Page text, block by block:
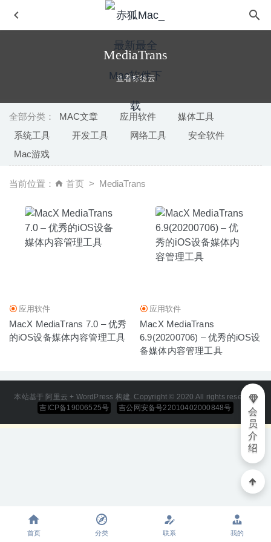
MediaTrans
查看标签云
全部分类： MAC文章 应用软件
媒体工具
系统工具
开发工具 网络工具
安全软件
Mac游戏
当前位置： 首页 MediaTrans
应用软件
MacX MediaTrans 7.0 – 优秀
的iOS设备媒体内容管理工具
应用软件
MacX MediaTrans
6.9(20200706) – 优秀的iOS设
备媒体内容管理工具
本站基于 阿里云 + WordPress 构建. Copyright © 2020 All rights reserved
吉ICP备19006525号
吉公网安备号22010402000848号
会
员
介
绍
PhotosBlender 2.0.2 – 无缝拼接图片合成软件 2024-07-09
Yate 6.0.1 – 非常强大的音乐标签编辑及管理工具
Clicker for Netflix 2.13.0 – 优秀的独立Netflix视频播放器
2022-01-15
Sensei 1.2.6 中文版-性能优化及清理工具 2020-07-01
首页 分类 联系 我的